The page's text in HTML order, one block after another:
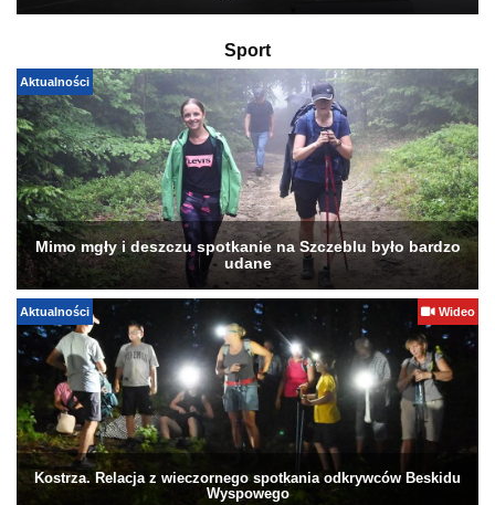
Sport
Aktualności
Mimo mgły i deszczu spotkanie na Szczeblu było bardzo
udane
Aktualności Wideo
Kostrza. Relacja z wieczornego spotkania odkrywców Beskidu
Wyspowego